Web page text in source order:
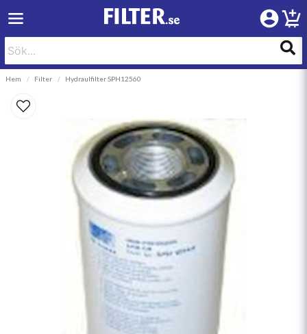
Hem Filter Hydraulfilter SPH12560